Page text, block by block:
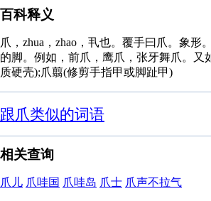
百科释义
爪，zhua，zhao，丮也。覆手曰爪。象形
的脚。例如，前爪，鹰爪，张牙舞爪。又
质硬壳);爪翦(修剪手指甲或脚趾甲)
跟爪类似的词语
相关查询
爪儿 爪哇国 爪哇岛 爪士 爪声不拉气